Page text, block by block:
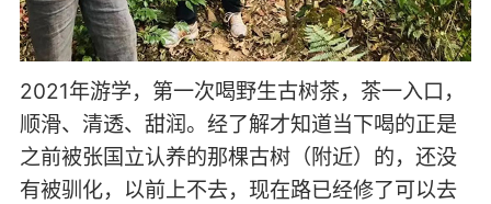
2021年游学，第一次喝野生古树茶，茶一入口，
顺滑、清透、甜润。经了解才知道当下喝的正是
之前被张国立认养的那棵古树（附近）的，还没
有被驯化，以前上不去，现在路已经修了可以去